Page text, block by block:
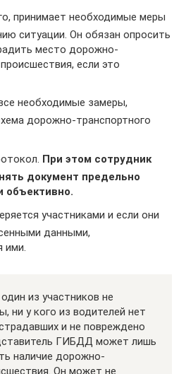
принимает необходимые меры
ситуации. Он обязан опросить
место дорожно-
если это
необходимые замеры,
дорожно-транспортного
При этом сотрудник
документ предельно
объективно.
участниками и если они
данными,
ими.
из участников не
ни у кого из водителей нет
и не повреждено
ГИБДД может лишь
наличие дорожно-
Он может не